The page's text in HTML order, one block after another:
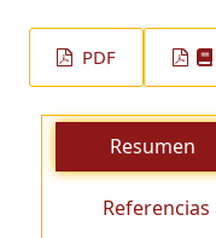
PDF
Resumen
Referencias